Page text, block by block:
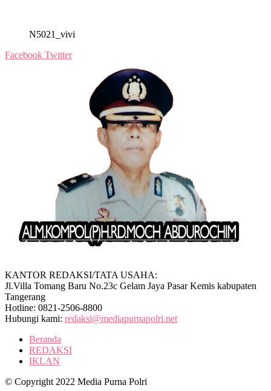
N5021_vivi
Facebook Twitter
KANTOR REDAKSI/TATA USAHA:
Jl.Villa Tomang Baru No.23c Gelam Jaya Pasar Kemis kabupaten
Tangerang
Hotline: 0821-2506-8800
Hubungi kami: redaksi@mediapurnapolri.net
Beranda
REDAKSI
IKLAN
© Copyright 2022 Media Purna Polri